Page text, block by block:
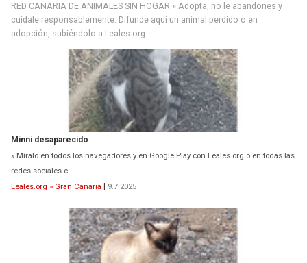
RED CANARIA DE ANIMALES SIN HOGAR » Adopta, no le abandones y
cuídale responsablemente. Difunde aquí un animal perdido o en
adopción, subiéndolo a Leales.org
Minni desaparecido
» Míralo en todos los navegadores y en Google Play con Leales.org o en todas las
redes sociales c...
Leales.org » Gran Canaria | 9.7.2025